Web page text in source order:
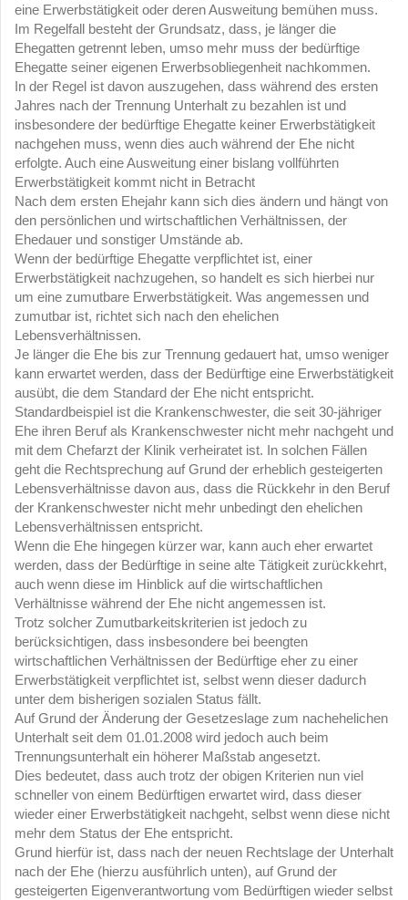
eine Erwerbstätigkeit oder deren Ausweitung bemühen muss.
Im Regelfall besteht der Grundsatz, dass, je länger die
Ehegatten getrennt leben, umso mehr muss der bedürftige
Ehegatte seiner eigenen Erwerbsobliegenheit nachkommen.
In der Regel ist davon auszugehen, dass während des ersten
Jahres nach der Trennung Unterhalt zu bezahlen ist und
insbesondere der bedürftige Ehegatte keiner Erwerbstätigkeit
nachgehen muss, wenn dies auch während der Ehe nicht
erfolgte. Auch eine Ausweitung einer bislang vollführten
Erwerbstätigkeit kommt nicht in Betracht
Nach dem ersten Ehejahr kann sich dies ändern und hängt von
den persönlichen und wirtschaftlichen Verhältnissen, der
Ehedauer und sonstiger Umstände ab.
Wenn der bedürftige Ehegatte verpflichtet ist, einer
Erwerbstätigkeit nachzugehen, so handelt es sich hierbei nur
um eine zumutbare Erwerbstätigkeit. Was angemessen und
zumutbar ist, richtet sich nach den ehelichen
Lebensverhältnissen.
Je länger die Ehe bis zur Trennung gedauert hat, umso weniger
kann erwartet werden, dass der Bedürftige eine Erwerbstätigkeit
ausübt, die dem Standard der Ehe nicht entspricht.
Standardbeispiel ist die Krankenschwester, die seit 30-jähriger
Ehe ihren Beruf als Krankenschwester nicht mehr nachgeht und
mit dem Chefarzt der Klinik verheiratet ist. In solchen Fällen
geht die Rechtsprechung auf Grund der erheblich gesteigerten
Lebensverhältnisse davon aus, dass die Rückkehr in den Beruf
der Krankenschwester nicht mehr unbedingt den ehelichen
Lebensverhältnissen entspricht.
Wenn die Ehe hingegen kürzer war, kann auch eher erwartet
werden, dass der Bedürftige in seine alte Tätigkeit zurückkehrt,
auch wenn diese im Hinblick auf die wirtschaftlichen
Verhältnisse während der Ehe nicht angemessen ist.
Trotz solcher Zumutbarkeitskriterien ist jedoch zu
berücksichtigen, dass insbesondere bei beengten
wirtschaftlichen Verhältnissen der Bedürftige eher zu einer
Erwerbstätigkeit verpflichtet ist, selbst wenn dieser dadurch
unter dem bisherigen sozialen Status fällt.
Auf Grund der Änderung der Gesetzeslage zum nachehelichen
Unterhalt seit dem 01.01.2008 wird jedoch auch beim
Trennungsunterhalt ein höherer Maßstab angesetzt.
Dies bedeutet, dass auch trotz der obigen Kriterien nun viel
schneller von einem Bedürftigen erwartet wird, dass dieser
wieder einer Erwerbstätigkeit nachgeht, selbst wenn diese nicht
mehr dem Status der Ehe entspricht.
Grund hierfür ist, dass nach der neuen Rechtslage der Unterhalt
nach der Ehe (hierzu ausführlich unten), auf Grund der
gesteigerten Eigenverantwortung vom Bedürftigen wieder selbst